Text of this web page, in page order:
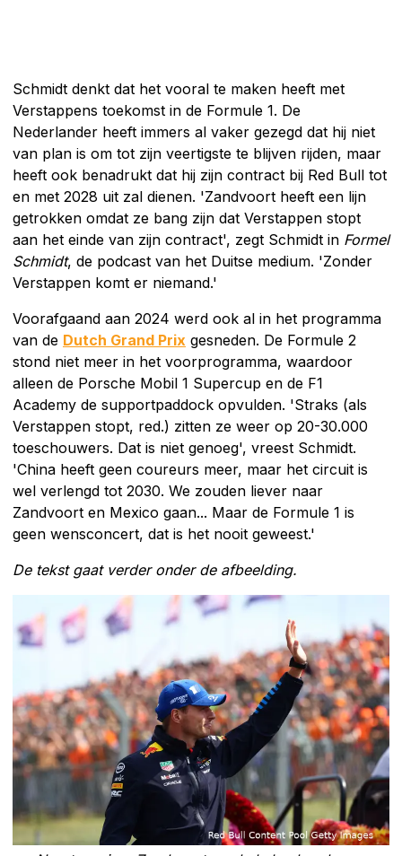
Schmidt denkt dat het vooral te maken heeft met
Verstappens toekomst in de Formule 1. De
Nederlander heeft immers al vaker gezegd dat hij niet
van plan is om tot zijn veertigste te blijven rijden, maar
heeft ook benadrukt dat hij zijn contract bij Red Bull tot
en met 2028 uit zal dienen. 'Zandvoort heeft een lijn
getrokken omdat ze bang zijn dat Verstappen stopt
aan het einde van zijn contract', zegt Schmidt in Formel
Schmidt, de podcast van het Duitse medium. 'Zonder
Verstappen komt er niemand.'
Voorafgaand aan 2024 werd ook al in het programma
van de Dutch Grand Prix gesneden. De Formule 2
stond niet meer in het voorprogramma, waardoor
alleen de Porsche Mobil 1 Supercup en de F1
Academy de supportpaddock opvulden. 'Straks (als
Verstappen stopt, red.) zitten ze weer op 20-30.000
toeschouwers. Dat is niet genoeg', vreest Schmidt.
'China heeft geen coureurs meer, maar het circuit is
wel verlengd tot 2030. We zouden liever naar
Zandvoort en Mexico gaan... Maar de Formule 1 is
geen wensconcert, dat is het nooit geweest.'
De tekst gaat verder onder de afbeelding.